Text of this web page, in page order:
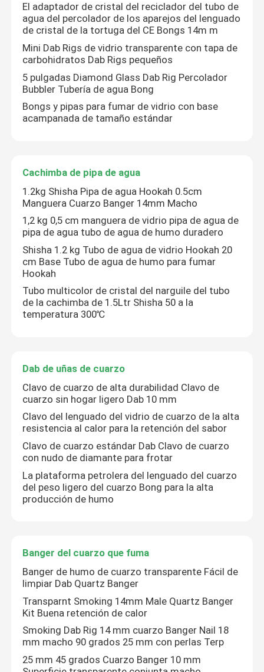
Inicio
Productos
Visita a la fábrica
Control de Calidad
Contacto
noticias
Bong Banger de cristal
Bong de agua de vidrio
Clavos del Banger del cuarzo
Aparejos de Dab de vidrio
Cachimba de pipa de agua
Dab de uñas de cuarzo
Banger del cuarzo que fuma
El adaptador de cristal del reciclador del tubo de
agua del percolador de los aparejos del lenguado
de cristal de la tortuga del CE Bongs 14m m
Mini Dab Rigs de vidrio transparente con tapa de
carbohidratos Dab Rigs pequeños
5 pulgadas Diamond Glass Dab Rig Percolador
Bubbler Tubería de agua Bong
Bongs y pipas para fumar de vidrio con base
acampanada de tamaño estándar
Cachimba de pipa de agua
1.2kg Shisha Pipa de agua Hookah 0.5cm
Manguera Cuarzo Banger 14mm Macho
1,2 kg 0,5 cm manguera de vidrio pipa de agua de
pipa de agua tubo de agua de humo duradero
Shisha 1.2 kg Tubo de agua de vidrio Hookah 20
cm Base Tubo de agua de humo para fumar
Hookah
Tubo multicolor de cristal del narguile del tubo
de la cachimba de 1.5Ltr Shisha 50 a la
temperatura 300℃
Dab de uñas de cuarzo
Clavo de cuarzo de alta durabilidad Clavo de
cuarzo sin hogar ligero Dab 10 mm
Clavo del lenguado del vidrio de cuarzo de la alta
resistencia al calor para la retención del sabor
Clavo de cuarzo estándar Dab Clavo de cuarzo
con nudo de diamante para frotar
La plataforma petrolera del lenguado del cuarzo
del peso ligero del cuarzo Bong para la alta
producción de humo
Banger del cuarzo que fuma
Banger de humo de cuarzo transparente Fácil de
limpiar Dab Quartz Banger
Transparnt Smoking 14mm Male Quartz Banger
Kit Buena retención de calor
Smoking Dab Rig 14 mm cuarzo Banger Nail 18
mm macho 90 grados 25 mm con perlas Terp
25 mm 45 grados Cuarzo Banger 10 mm